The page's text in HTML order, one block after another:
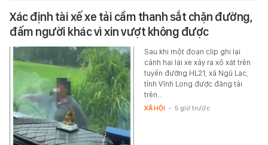
Xác định tài xế xe tải cầm thanh sắt chặn đường,
đấm người khác vì xin vượt không được
Sau khi một đoạn clip ghi lại
cảnh hai lái xe xảy ra xô xát trên
tuyến đường HL21, xã Ngũ Lạc,
tỉnh Vĩnh Long được đăng tải
trên…
XÃ HỘI - 5 giờ trước